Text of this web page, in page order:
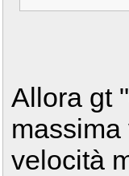
Allora gt
velocità